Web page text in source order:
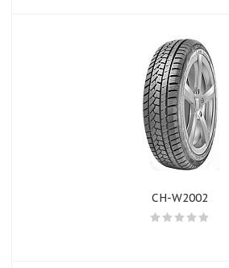
CH-W2002